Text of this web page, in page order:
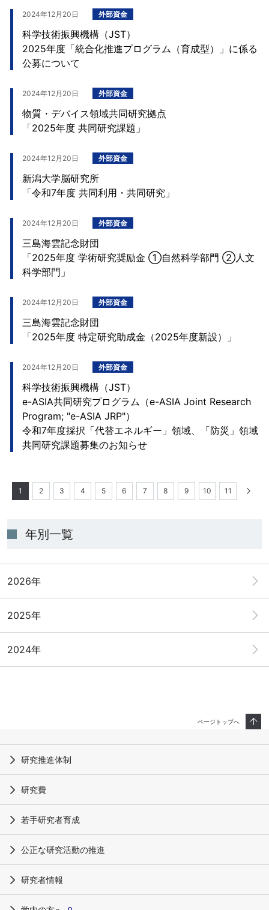
2024年12月20日 外部資金
科学技術振興機構（JST）
2025年度「統合化推進プログラム（育成型）」に係る
公募について
2024年12月20日 外部資金
物質・デバイス領域共同研究拠点
「2025年度 共同研究課題」
2024年12月20日 外部資金
新潟大学脳研究所
「令和7年度 共同利用・共同研究」
2024年12月20日 外部資金
三島海雲記念財団
「2025年度 学術研究奨励金 ①自然科学部門 ②人文
科学部門」
2024年12月20日 外部資金
三島海雲記念財団
「2025年度 特定研究助成金（2025年度新設）」
2024年12月20日 外部資金
科学技術振興機構（JST）
e-ASIA共同研究プログラム（e-ASIA Joint Research
Program; "e-ASIA JRP"）
令和7年度採択「代替エネルギー」領域、「防災」領域
共同研究課題募集のお知らせ
1 2 3 4 5 6 7 8 9 10 11
年別一覧
2026年
2025年
2024年
ページトップへ
研究推進体制
研究費
若手研究者育成
公正な研究活動の推進
研究者情報